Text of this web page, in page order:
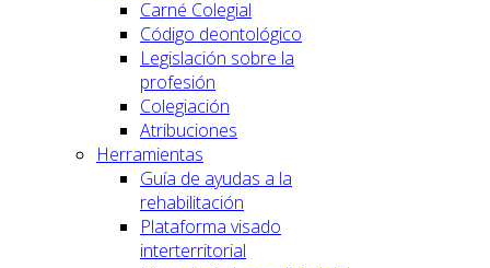
Carné Colegial
Código deontológico
Legislación sobre la
profesión
Colegiación
Atribuciones
Herramientas
Guía de ayudas a la
rehabilitación
Plataforma visado
interterritorial